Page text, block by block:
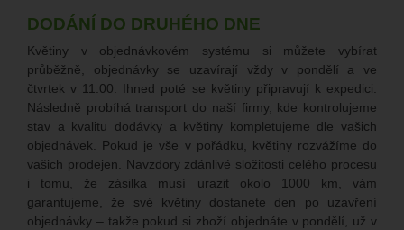
DODÁNÍ DO DRUHÉHO DNE
Květiny v objednávkovém systému si můžete vybírat
průběžně, objednávky se uzavírají vždy v pondělí a ve
čtvrtek v 11:00. Ihned poté se květiny připravují k expedici.
Následně probíhá transport do naší firmy, kde kontrolujeme
stav a kvalitu dodávky a květiny kompletujeme dle vašich
objednávek. Pokud je vše v pořádku, květiny rozvážíme do
vašich prodejen. Navzdory zdánlivé složitosti celého procesu
i tomu, že zásilka musí urazit okolo 1000 km, vám
garantujeme, že své květiny dostanete den po uzavření
objednávky – takže pokud si zboží objednáte v pondělí, už v